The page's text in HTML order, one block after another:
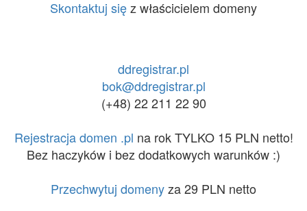
Skontaktuj sięz właścicielem domeny
ddregistrar.pl
bok@ddregistrar.pl
(+48) 22 211 22 90
Rejestracja domen .pl na rok TYLKO 15 PLN netto!
Bez haczyków i bez dodatkowych warunków :)
Przechwytuj domenyza 29 PLN netto